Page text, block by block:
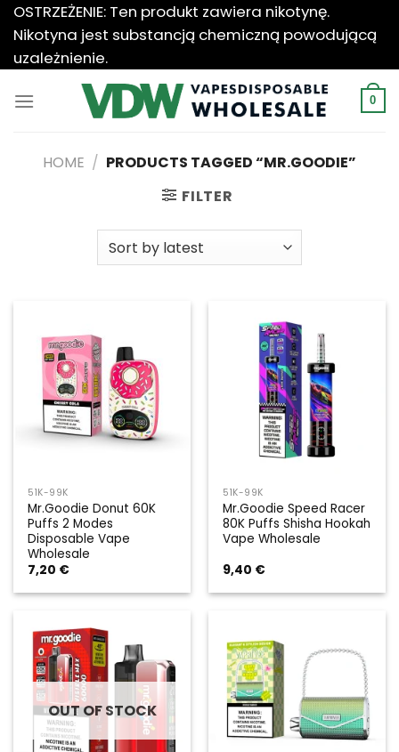
Przewiń
do
zawartości
OSTRZEŻENIE: Ten produkt zawiera nikotynę.
Nikotyna jest substancją chemiczną powodującą
uzależnienie.
0
HOME / PRODUCTS TAGGED “MR.GOODIE”
FILTER
51K-99K
Mr.Goodie Donut 60K
Puffs 2 Modes
Disposable Vape
Wholesale
7,20 €
51K-99K
Mr.Goodie Speed Racer
80K Puffs Shisha Hookah
Vape Wholesale
9,40 €
OUT OF STOCK